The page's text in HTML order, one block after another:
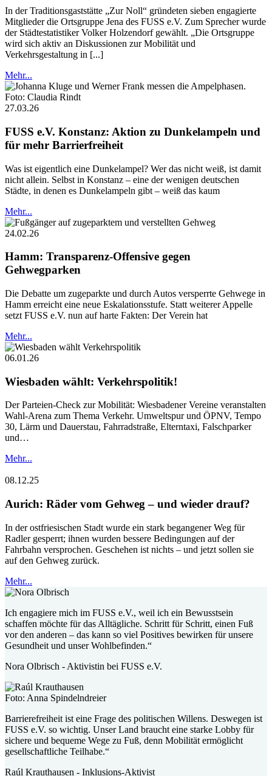
In der Traditionsgaststätte „Zur Noll“ gründeten sieben engagierte
Mitglieder die Ortsgruppe Jena des FUSS e.V. Zum Sprecher wurde
der Städtestatistiker Volker Holzendorf gewählt. „Die Ortsgruppe
wird sich aktiv an Diskussionen zur Mobilität und
Verkehrsgestaltung in [...]
Mehr...
Foto: Claudia Rindt
27.03.26
FUSS e.V. Konstanz: Aktion zu Dunkelampeln und
für mehr Barrierfreiheit
Was ist eigentlich eine Dunkelampel? Wer das nicht weiß, ist damit
nicht allein. Selbst in Konstanz – eine der wenigen deutschen
Städte, in denen es Dunkelampeln gibt – weiß das kaum
Mehr...
24.02.26
Hamm: Transparenz-Offensive gegen
Gehwegparken
Die Debatte um zugeparkte und durch Autos versperrte Gehwege in
Hamm erreicht eine neue Eskalationsstufe. Statt weiterer Appelle
setzt FUSS e.V. nun auf harte Fakten: Der Verein hat
Mehr...
06.01.26
Wiesbaden wählt: Verkehrspolitik!
Der Parteien-Check zur Mobilität: Wiesbadener Vereine veranstalten
Wahl-Arena zum Thema Verkehr. Umweltspur und ÖPNV, Tempo
30, Lärm und Dauerstau, Fahrradstraße, Elterntaxi, Falschparker
und…
Mehr...
08.12.25
Aurich: Räder vom Gehweg – und wieder drauf?
In der ostfriesischen Stadt wurde ein stark begangener Weg für
Radler gesperrt; ihnen wurden bessere Bedingungen auf der
Fahrbahn versprochen. Geschehen ist nichts – und jetzt sollen sie
auf den Gehweg zurück.
Mehr...
Ich engagiere mich im FUSS e.V., weil ich ein Bewusstsein
schaffen möchte für das Alltägliche. Schritt für Schritt, einen Fuß
vor den anderen – das kann so viel Positives bewirken für unsere
Gesundheit und unser Wohlbefinden.“
Nora Olbrisch - Aktivistin bei FUSS e.V.
Foto: Anna Spindelndreier
Barrierefreiheit ist eine Frage des politischen Willens. Deswegen ist
FUSS e.V. so wichtig. Unser Land braucht eine starke Lobby für
sichere und bequeme Wege zu Fuß, denn Mobilität ermöglicht
gesellschaftliche Teilhabe.“
Raúl Krauthausen - Inklusions-Aktivist